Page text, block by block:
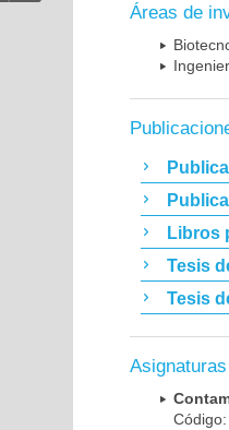
Áreas de
Libros
Tesis
Tesis
Asignaturas